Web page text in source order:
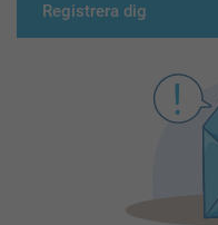
Registrera dig